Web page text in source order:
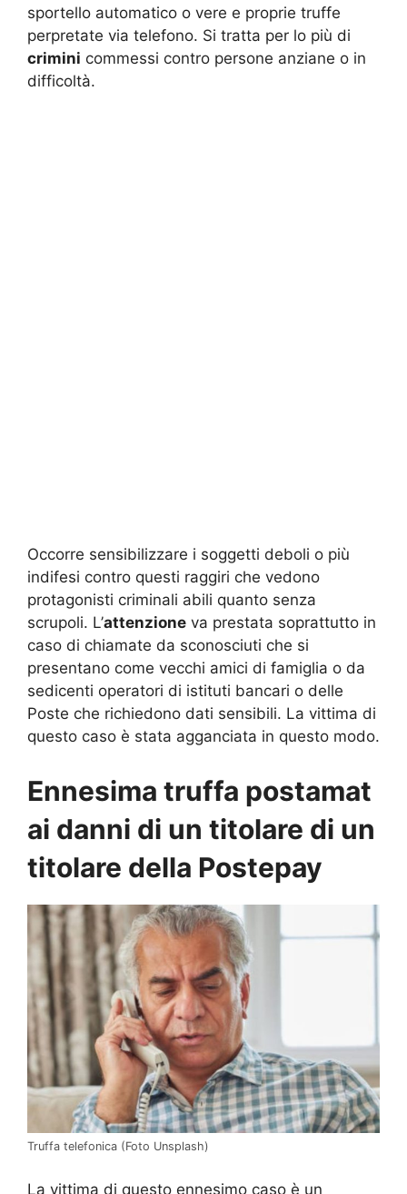
sportello automatico o vere e proprie truffe
perpretate via telefono. Si tratta per lo più di
crimini commessi contro persone anziane o in
difficoltà.
Occorre sensibilizzare i soggetti deboli o più
indifesi contro questi raggiri che vedono
protagonisti criminali abili quanto senza
scrupoli. L’attenzione va prestata soprattutto in
caso di chiamate da sconosciuti che si
presentano come vecchi amici di famiglia o da
sedicenti operatori di istituti bancari o delle
Poste che richiedono dati sensibili. La vittima di
questo caso è stata agganciata in questo modo.
Ennesima truffa postamat
ai danni di un titolare di un
titolare della Postepay
Truffa telefonica (Foto Unsplash)
La vittima di questo ennesimo caso è un